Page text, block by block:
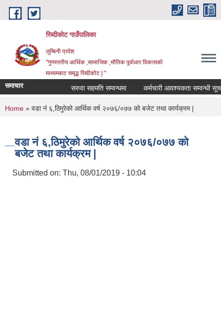
Skip to main content
रिब्दीकोट गाउँपालिका
लुम्बिनी प्रदेश
"गुणस्तरीय आर्थिक ,सामाजिक ,भौतिक पूर्वाधार विकासको
माध्यमबाट समृद्ध रिब्दीकोट | "
समाचार सरुवा सहमति सम्वन्धमा कर्मचारी आवश्यकता सम्वन्धी सूचना
You are here
Home » वडा नं ६,ठिमुरेको आर्थिक वर्ष २०७६/०७७ को बजेट तथा कार्यक्रम |
वडा नं ६,ठिमुरेको आर्थिक वर्ष २०७६/०७७ को
बजेट तथा कार्यक्रम |
Submitted on: Thu, 08/01/2019 - 10:04